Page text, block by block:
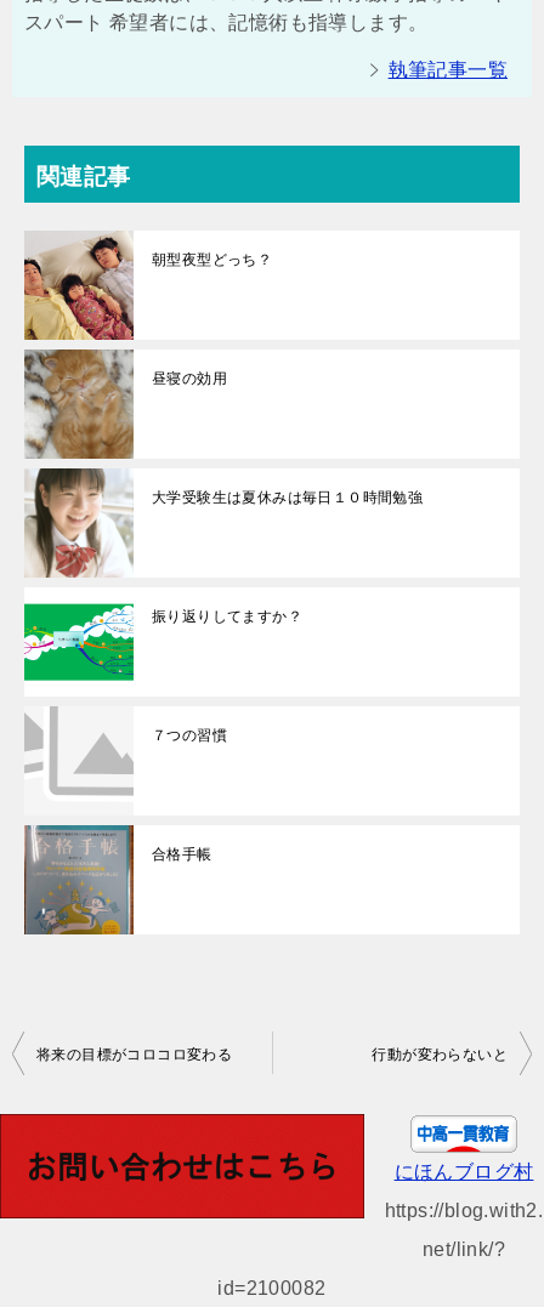
スパート 希望者には、記憶術も指導します。
執筆記事一覧
関連記事
朝型夜型どっち？
昼寝の効用
大学受験生は夏休みは毎日１０時間勉強
振り返りしてますか？
７つの習慣
合格手帳
投
ビ
将来の目標がコロコロ変わる 行動が変わらないと
にほんブログ村
https://blog.with2.
net/link/?
id=2100082